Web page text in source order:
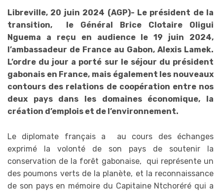
Libreville, 20 juin 2024 (AGP)- Le président de la
transition, le Général Brice Clotaire Oligui
Nguema a reçu en audience le 19 juin 2024,
l’ambassadeur de France au Gabon, Alexis Lamek.
L’ordre du jour a porté sur le séjour du président
gabonais en France, mais également les nouveaux
contours des relations de coopération entre nos
deux pays dans les domaines économique, la
création d’emplois et de l’environnement.
Le diplomate français a au cours des échanges
exprimé la volonté de son pays de soutenir la
conservation de la forêt gabonaise, qui représente un
des poumons verts de la planète, et la reconnaissance
de son pays en mémoire du Capitaine Ntchoréré qui a